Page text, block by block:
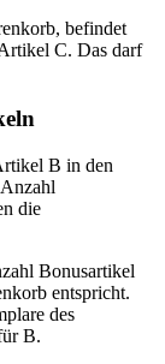
befindet
C. Das darf
B in den
die
Bonusartikel
entspricht.
des
B.